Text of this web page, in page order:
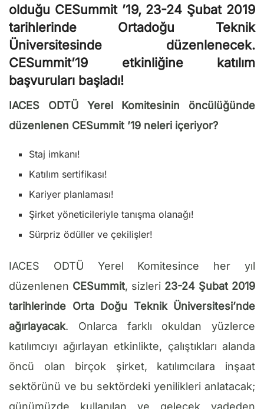
olduğu CESummit ’19, 23-24 Şubat 2019
tarihlerinde Ortadoğu Teknik
Üniversitesinde düzenlenecek.
CESummit’19 etkinliğine katılım
başvuruları başladı!
IACES ODTÜ Yerel Komitesinin öncülüğünde
düzenlenen CESummit ’19 neleri içeriyor?
Staj imkanı!
Katılım sertifikası!
Kariyer planlaması!
Şirket yöneticileriyle tanışma olanağı!
Sürpriz ödüller ve çekilişler!
IACES ODTÜ Yerel Komitesince her yıl
düzenlenen CESummit, sizleri 23-24 Şubat 2019
tarihlerinde Orta Doğu Teknik Üniversitesi’nde
ağırlayacak. Onlarca farklı okuldan yüzlerce
katılımcıyı ağırlayan etkinlikte, çalıştıkları alanda
öncü olan birçok şirket, katılımcılara inşaat
sektörünü ve bu sektördeki yenilikleri anlatacak;
günümüzde kullanılan ve gelecek vadeden